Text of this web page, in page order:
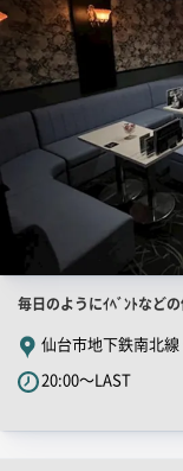
店
舗
PR
キ
毎日のようにｲﾍﾞﾝﾄなどの
仙台市地下鉄南北
20:00～LAST